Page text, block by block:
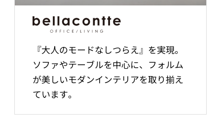
『大人のモードなしつらえ』を実現。
ソファやテーブルを中心に、フォルム
が美しいモダンインテリアを取り揃え
ています。